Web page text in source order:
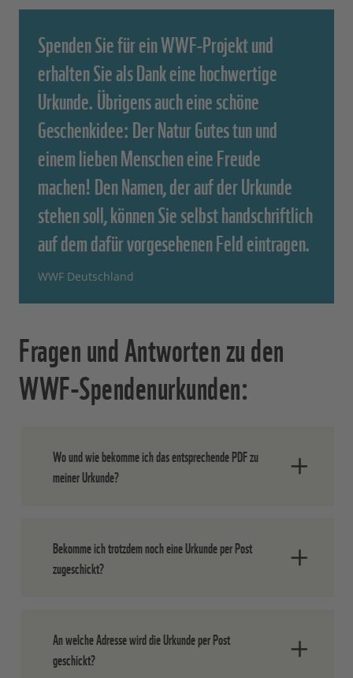
Spenden Sie für ein WWF-Projekt und
erhalten Sie als Dank eine hochwertige
Urkunde. Übrigens auch eine schöne
Geschenkidee: Der Natur Gutes tun und
einem lieben Menschen eine Freude
machen! Den Namen, der auf der Urkunde
stehen soll, können Sie selbst handschriftlich
auf dem dafür vorgesehenen Feld eintragen.
WWF Deutschland
Fragen und Antworten zu den
WWF-Spendenurkunden:
Wo und wie bekomme ich das entsprechende PDF zu
meiner Urkunde?
der „Dankeseite“ nach dem Abschluss der
Bestellung. Aus technischen Gründen
die Sie erworben haben.
Bekomme ich trotzdem noch eine Urkunde per Post
zugeschickt?
bestem (und natürlich
umweltfreundlichem) Papier an die
An welche Adresse wird die Urkunde per Post
geschickt?